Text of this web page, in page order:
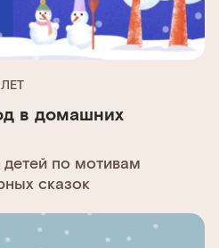
в домашних
по мотивам
сказок